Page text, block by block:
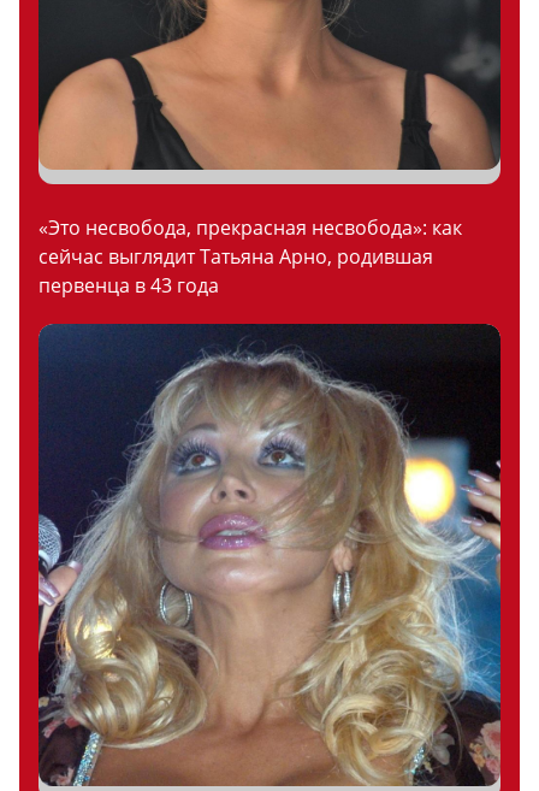
«Это несвобода, прекрасная несвобода»: как
сейчас выглядит Татьяна Арно, родившая
первенца в 43 года